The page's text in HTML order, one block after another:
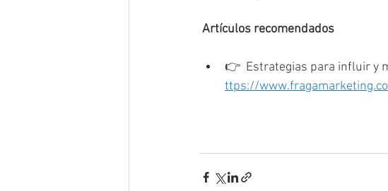
Artículos recomendados
👉 Estrategias para influir y
ttps://